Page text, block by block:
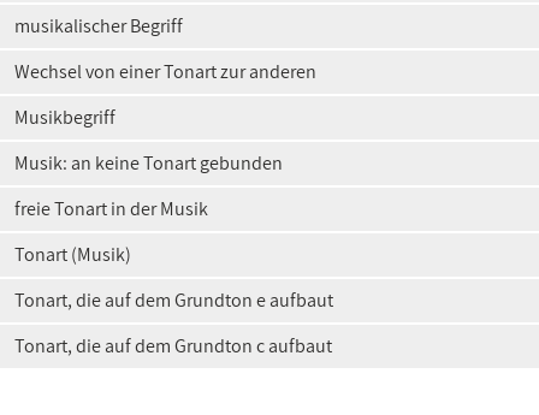
musikalischer Begriff
Wechsel von einer Tonart zur anderen
Musikbegriff
Musik: an keine Tonart gebunden
freie Tonart in der Musik
Tonart (Musik)
Tonart, die auf dem Grundton e aufbaut
Tonart, die auf dem Grundton c aufbaut